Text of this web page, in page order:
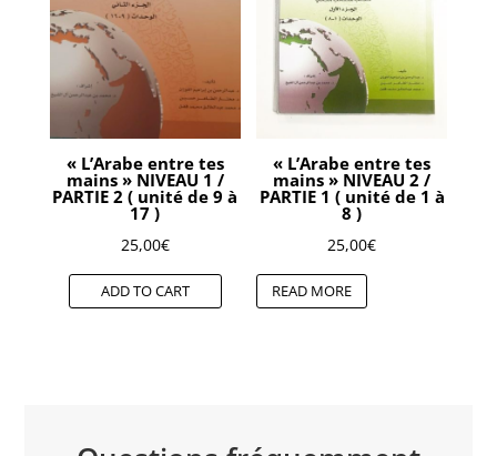
« L’Arabe entre tes
mains » NIVEAU 1 /
PARTIE 2 ( unité de 9 à
17 )
25,00€
ADD TO CART
« L’Arabe entre tes
mains » NIVEAU 2 /
PARTIE 1 ( unité de 1 à
8 )
25,00€
READ MORE